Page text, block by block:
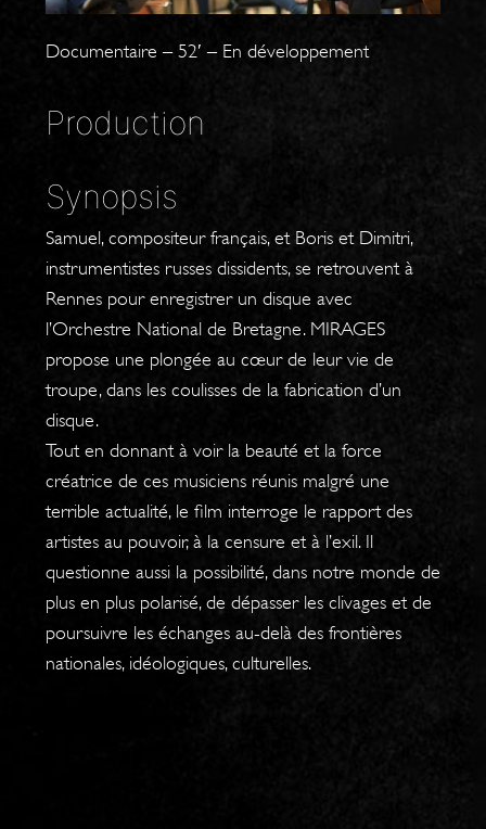
Documentaire – 52′ – En développement
Production
Synopsis
Samuel, compositeur français, et Boris et Dimitri,
instrumentistes russes dissidents, se retrouvent à
Rennes pour enregistrer un disque avec
l’Orchestre National de Bretagne. MIRAGES
propose une plongée au cœur de leur vie de
troupe, dans les coulisses de la fabrication d’un
disque.
Tout en donnant à voir la beauté et la force
créatrice de ces musiciens réunis malgré une
terrible actualité, le film interroge le rapport des
artistes au pouvoir, à la censure et à l’exil. Il
questionne aussi la possibilité, dans notre monde de
plus en plus polarisé, de dépasser les clivages et de
poursuivre les échanges au-delà des frontières
nationales, idéologiques, culturelles.